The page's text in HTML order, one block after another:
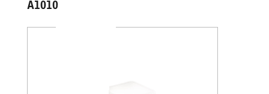
A1010A